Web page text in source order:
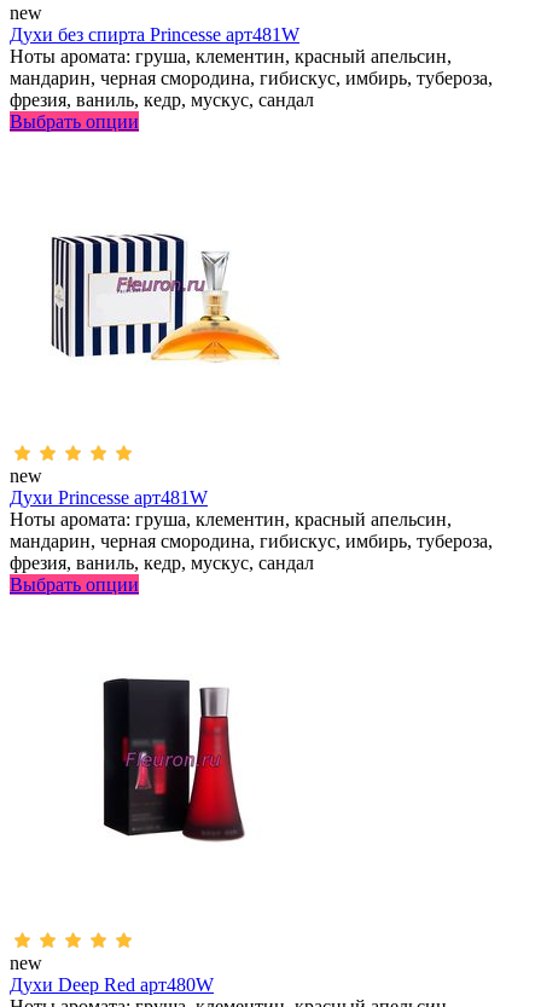
new
Духи без спирта Princesse арт481W
Ноты аромата: груша, клементин, красный апельсин,
мандарин, черная смородина, гибискус, имбирь, тубероза,
фрезия, ваниль, кедр, мускус, сандал
Выбрать опции
new
Духи Princesse арт481W
Ноты аромата: груша, клементин, красный апельсин,
мандарин, черная смородина, гибискус, имбирь, тубероза,
фрезия, ваниль, кедр, мускус, сандал
Выбрать опции
new
Духи Deep Red арт480W